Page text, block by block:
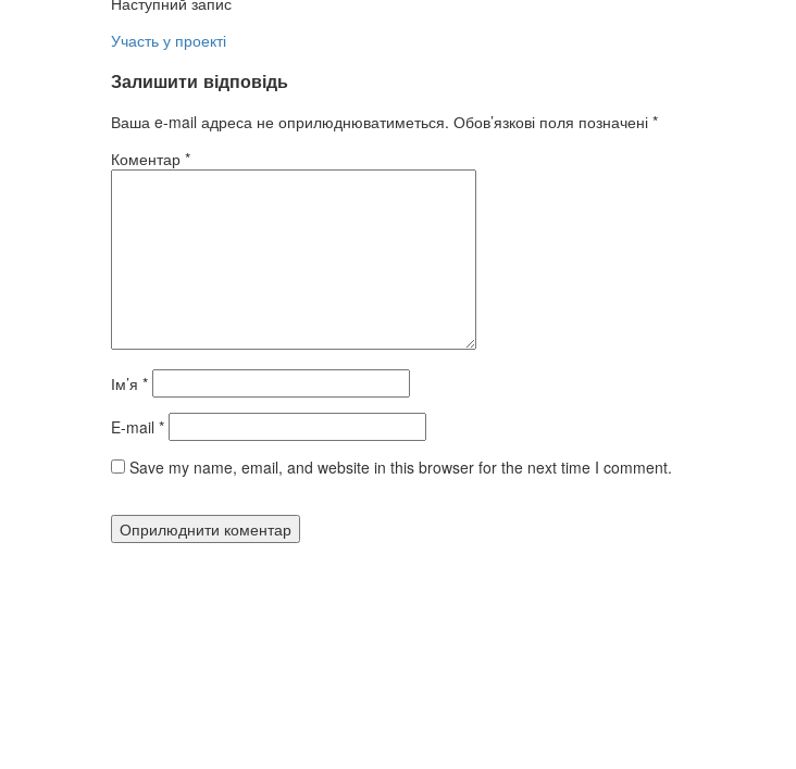
Участь у проекті
Залишити відповідь
Ваша e-mail адреса не оприлюднюватиметься. Обов’язкові поля позначені *
Коментар *
Ім’я *
E-mail *
Save my name, email, and website in this browser for the next time I comment.